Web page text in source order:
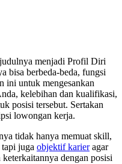
menjadi Profil Diri
bisa berbeda-beda, fungsi
ini untuk mengesankan
kelebihan dan kualifikasi,
posisi tersebut. Sertakan
lowongan kerja.
tidak hanya memuat skill,
juga objektif karieragar
dengan posisi